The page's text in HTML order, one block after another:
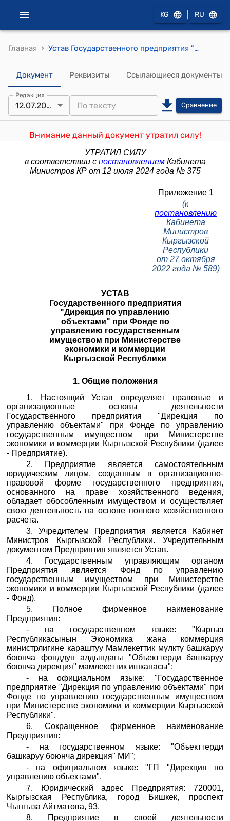
KG RU
Главная › Устав Государственного предприятия "Дирекция по управлению объектами" при Фонде по управлению государственным имуществом при Министерстве экономики и коммерции Кыргызской Республики (к постановлению Кабинета Министров КР от 27 октября 2022 года № 589)
Документ Реквизиты Ссылающиеся документы
Редакция
12.07.2024 Сравнение
Внимание данный документ утратил силу!